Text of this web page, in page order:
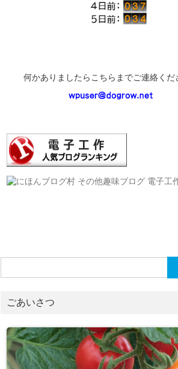
何かありましたらこちらまでご連絡くだ
索:
ごあいさつ